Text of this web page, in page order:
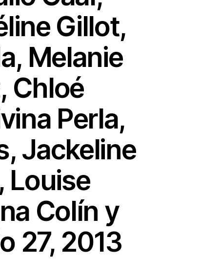
Gillot,
Melanie
Chloé
Perla,
Jackeline
Louise
Colín y
27, 2013